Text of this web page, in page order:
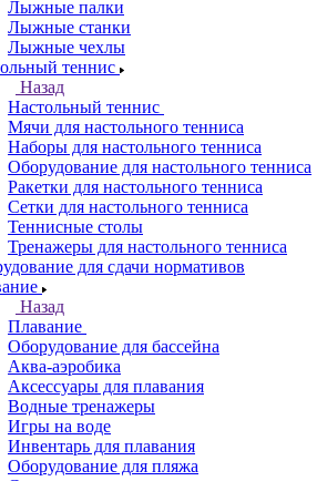
Лыжные палки
Лыжные станки
Лыжные чехлы
теннис
Назад
Настольный теннис
Мячи для настольного тенниса
Наборы для настольного тенниса
Оборудование для настольного тенниса
Ракетки для настольного тенниса
Сетки для настольного тенниса
Теннисные столы
Тренажеры для настольного тенниса
для сдачи нормативов
Назад
Плавание
Оборудование для бассейна
Аква-аэробика
Аксессуары для плавания
Водные тренажеры
Игры на воде
Инвентарь для плавания
Оборудование для пляжа